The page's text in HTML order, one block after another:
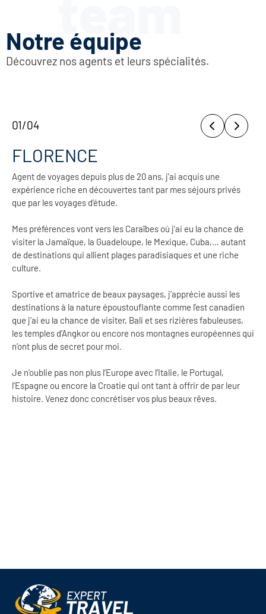
Notre équipe
Découvrez nos agents et leurs spécialités.
01/04
FLORENCE
Agent de voyages depuis plus de 20 ans, j’ai acquis une
expérience riche en découvertes tant par mes séjours privés
que par les voyages d’étude.
Mes préférences vont vers les Caraïbes où j’ai eu la chance de
visiter la Jamaïque, la Guadeloupe, le Mexique, Cuba,… autant
de destinations qui allient plages paradisiaques et une riche
culture.
Sportive et amatrice de beaux paysages, j’apprécie aussi les
destinations à la nature époustouflante comme l’est canadien
que j’ai eu la chance de visiter, Bali et ses rizières fabuleuses,
les temples d’Angkor ou encore nos montagnes européennes qui
n’ont plus de secret pour moi.
Je n’oublie pas non plus l’Europe avec l’Italie, le Portugal,
l’Espagne ou encore la Croatie qui ont tant à offrir de par leur
histoire. Venez donc concrétiser vos plus beaux rêves.